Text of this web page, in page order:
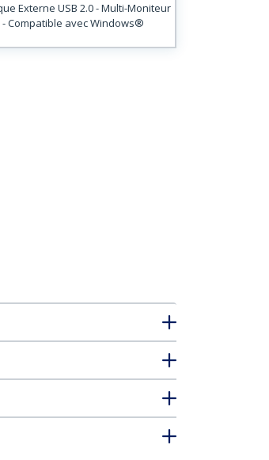
Externe USB 2.0 - Multi-Moniteur
Compatible avec Windows®